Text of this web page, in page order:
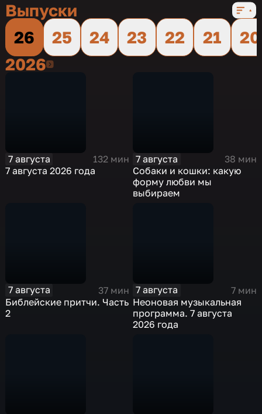
Выпуски
26
25 24 23 22 21
20
20262026
7 августа
132 мин
7 августа 2026 года
7 августа
38 мин
Собаки и кошки: какую
форму любви мы
выбираем
7 августа
37 мин
Библейские притчи. Часть
2
7 августа
7 мин
Неоновая музыкальная
программа. 7 августа
2026 года